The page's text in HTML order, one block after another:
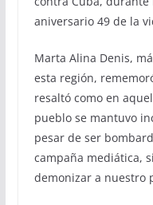
aniversario 49 de la
Marta Alina Denis,
esta región,
resaltó como en
pueblo se mantuvo
pesar de ser
campaña mediática,
demonizar a nuestro